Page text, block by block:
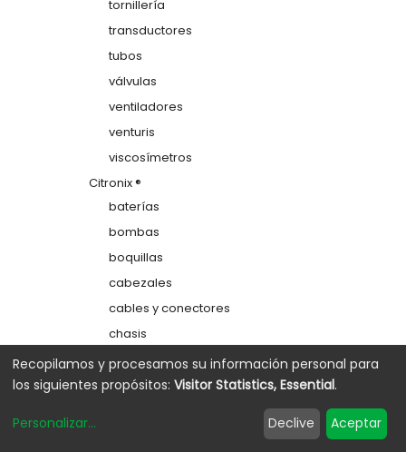
tornillería
transductores
tubos
válvulas
ventiladores
venturis
viscosímetros
Citronix ®
baterías
bombas
boquillas
cabezales
cables y conectores
chasis
colectores
depósitos
Recopilamos y procesamos su información personal para
los siguientes propósitos: Visitor Statistics, Essential.
Personalizar... Declive Aceptar